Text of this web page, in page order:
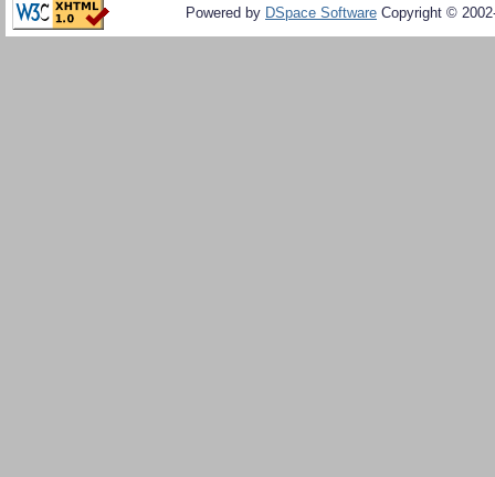
Powered by DSpace Software Copyright ©